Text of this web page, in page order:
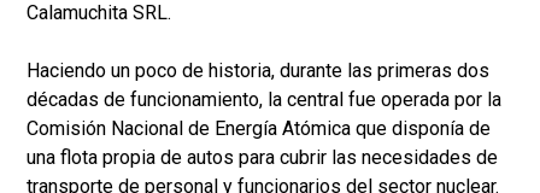
Calamuchita SRL.
Haciendo un poco de historia, durante las primeras dos
décadas de funcionamiento, la central fue operada por la
Comisión Nacional de Energía Atómica que disponía de
una flota propia de autos para cubrir las necesidades de
transporte de personal y funcionarios del sector nuclear.